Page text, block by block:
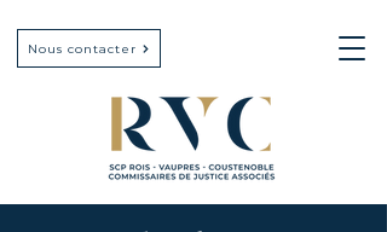
Nous contacter